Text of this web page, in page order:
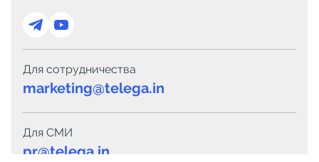
Для сотрудничества
marketing@telega.in
Для СМИ
pr@telega.in